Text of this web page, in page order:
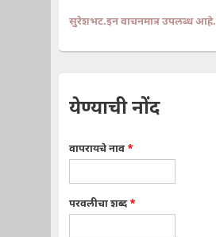
सुरेशभट.इन वाचनमात्र उपलब्ध आहे.
येण्याची नोंद
वापरायचे नाव *
परवलीचा शब्द*